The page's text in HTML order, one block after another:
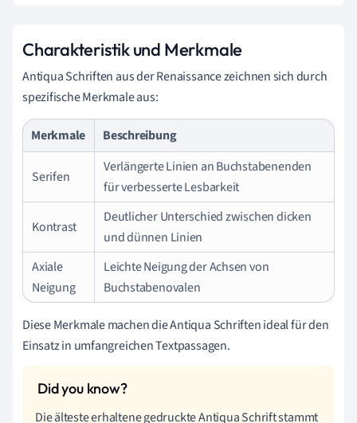
Charakteristik und Merkmale
Antiqua Schriften aus der Renaissance zeichnen sich durch
spezifische Merkmale aus:
Merkmale Beschreibung
Serifen
Verlängerte Linien an Buchstabenenden
für verbesserte Lesbarkeit
Kontrast
Deutlicher Unterschied zwischen dicken
und dünnen Linien
Axiale
Neigung
Leichte Neigung der Achsen von
Buchstabenovalen
Diese Merkmale machen die Antiqua Schriften ideal für den
Einsatz in umfangreichen Textpassagen.
Die älteste erhaltene gedruckte Antiqua Schrift stammt